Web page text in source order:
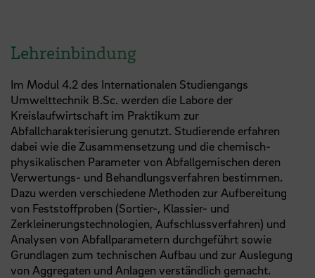
Lehreinbindung
Im Modul 4.2 des Internationalen Studiengangs
Umwelttechnik B.Sc. werden die Labore der
Kreislaufwirtschaft im Praktikum zur
Abfallcharakterisierung genutzt. Studierende erfahren
dabei wie die Zusammensetzung und die chemisch-
physikalischen Parameter von Abfallgemischen deren
Verwertungs- und Behandlungsverfahren bestimmen.
Dazu werden verschiedene Methoden zur Aufbereitung
von Feststoffproben (Sortier-, Klassier- und
Zerkleinerungstechnologien, Aufschlussverfahren) und
Analysen von Abfallparametern durchgeführt sowie
Grundlagen zum technischen Aufbau und zur Auslegung
von Aggregaten und Anlagen verständlich gemacht.